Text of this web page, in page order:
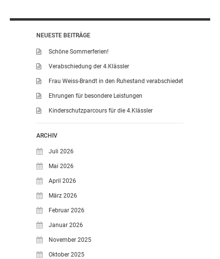
NEUESTE BEITRÄGE
Schöne Sommerferien!
Verabschiedung der 4.Klässler
Frau Weiss-Brandt in den Ruhestand verabschiedet
Ehrungen für besondere Leistungen
Kinderschutzparcours für die 4.Klässler
ARCHIV
Juli 2026
Mai 2026
April 2026
März 2026
Februar 2026
Januar 2026
November 2025
Oktober 2025